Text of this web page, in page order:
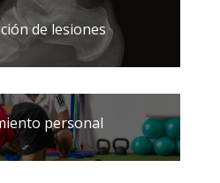
de lesiones
personal